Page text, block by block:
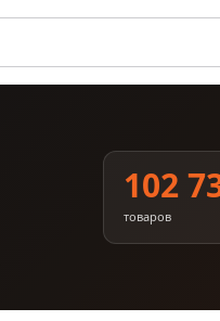
102
товаров